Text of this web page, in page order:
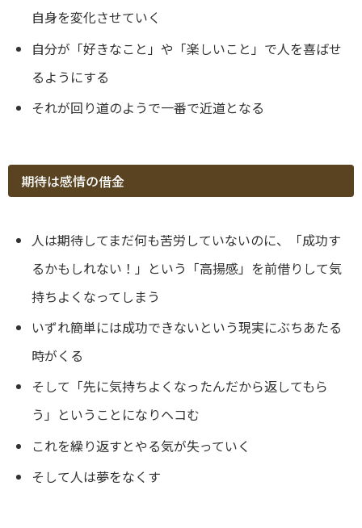
自身を変化させていく
自分が「好きなこと」や「楽しいこと」で人を喜ばせ
るようにする
それが回り道のようで一番で近道となる
期待は感情の借金
人は期待してまだ何も苦労していないのに、「成功す
るかもしれない！」という「高揚感」を前借りして気
持ちよくなってしまう
いずれ簡単には成功できないという現実にぶちあたる
時がくる
そして「先に気持ちよくなったんだから返してもら
う」ということになりヘコむ
これを繰り返すとやる気が失っていく
そして人は夢をなくす